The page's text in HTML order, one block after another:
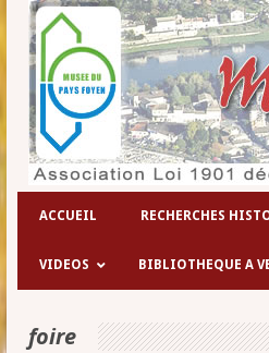
ACCUEIL RECHERCHES
VIDEOS BIBLIOTHEQUE A
foire